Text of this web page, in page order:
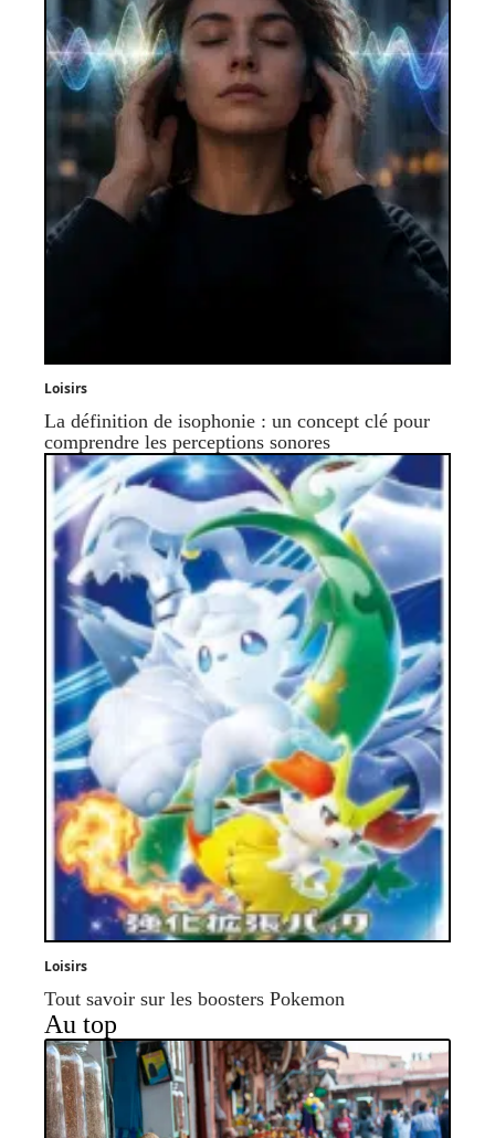
Loisirs
La définition de isophonie : un concept clé pour
comprendre les perceptions sonores
Loisirs
Tout savoir sur les boosters Pokemon
Au top